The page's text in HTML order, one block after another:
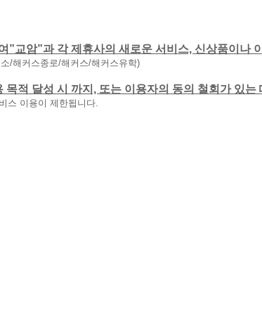
교암”과 각 제휴사의 새로운 서비스, 신상품이나
/해커스종로/해커스/해커스유학)
적 달성 시 까지, 또는 이용자의 동의 철회가 있
스 이용이 제한됩니다.